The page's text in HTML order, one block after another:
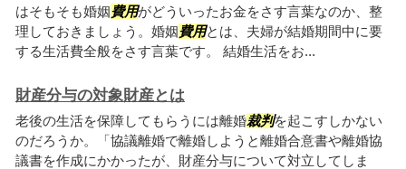
はそもそも婚姻費用がどういったお金をさす言葉なのか、整
理しておきましょう。婚姻費用とは、夫婦が結婚期間中に要
する生活費全般をさす言葉です。 結婚生活をお...
財産分与の対象財産とは
老後の生活を保障してもらうには離婚裁判を起こすしかない
のだろうか。「協議離婚で離婚しようと離婚合意書や離婚協
議書を作成にかかったが、財産分与について対立してしま